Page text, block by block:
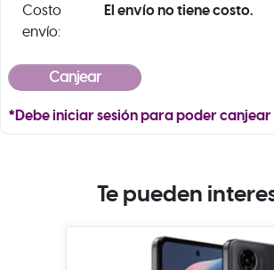
Costo
envío:
El envío no tiene costo.
*Debe iniciar sesión para poder
Te pueden